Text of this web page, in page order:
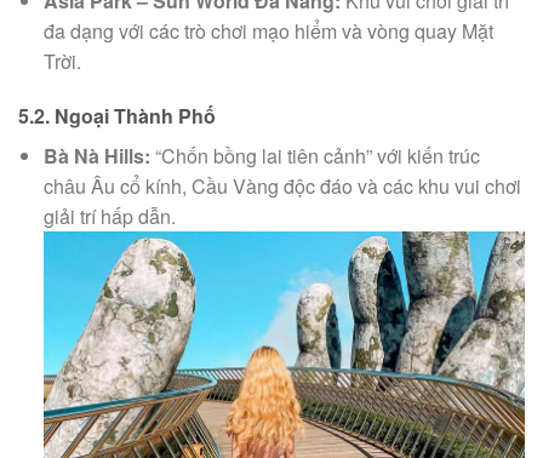
đa dạng với các trò chơi mạo hiểm và vòng quay Mặt
Trời.
5.2. Ngoại Thành Phố
Bà Nà Hills: “Chốn bồng lai tiên cảnh” với kiến trúc
châu Âu cổ kính, Cầu Vàng độc đáo và các khu vui chơi
giải trí hấp dẫn.